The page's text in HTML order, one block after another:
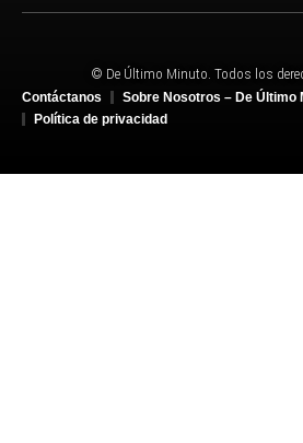
© De Último Minuto. Todos los
Contáctanos
Sobre Nosotros – De Último
Política de privacidad